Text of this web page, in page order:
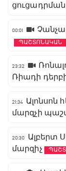
00:01
ՊԱՇՏՈՆԱԿԱՆ
23:32
Ռիադի
21:34 Ալոնսոն
մարզչի
20:30
Ալբերտ
մարզիչ